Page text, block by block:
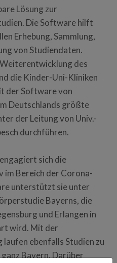
Lösung zur
Die Software hilft
Erhebung, Sammlung,
von Studiendaten.
des
die Kinder-Uni-Kliniken
der Software von
Deutschlands größte
der Leitung von Univ.-
durchführen.
sich die
im Bereich der Corona-
unterstützt sie unter
Bayerns, die
und Erlangen in
wird. Mit der
ebenfalls Studien zu
Bayern. Darüber